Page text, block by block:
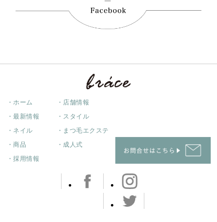
・ホーム ・店舗情報
・最新情報 ・スタイル
・ネイル ・まつ毛エクステ
・商品 ・成人式
・採用情報